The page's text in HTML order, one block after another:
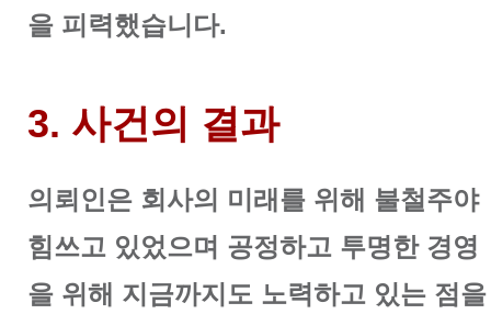
을 피력했습니다.
3. 사건의 결과
의뢰인은 회사의 미래를 위해 불철주야
힘쓰고 있었으며 공정하고 투명한 경영
을 위해 지금까지도 노력하고 있는 점을